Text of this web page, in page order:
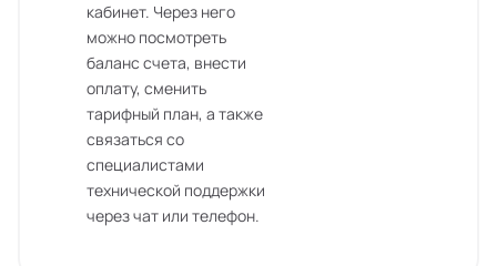
кабинет. Через него
можно посмотреть
баланс счета, внести
оплату, сменить
тарифный план, а также
связаться со
специалистами
технической поддержки
через чат или телефон.